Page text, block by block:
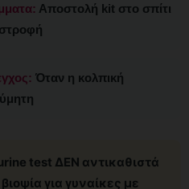
Αποστολή kit στο σπίτι
Όταν η κολπική
test ΔΕΝ αντικαθιστά
για γυναίκες με